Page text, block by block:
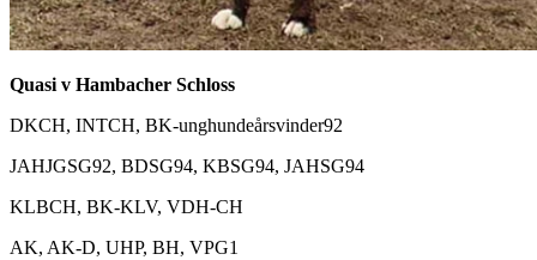
Quasi v Hambacher Schloss
DKCH, INTCH, BK-unghundeårsvinder92
JAHJGSG92, BDSG94, KBSG94, JAHSG94
KLBCH, BK-KLV, VDH-CH
AK, AK-D, UHP, BH, VPG1